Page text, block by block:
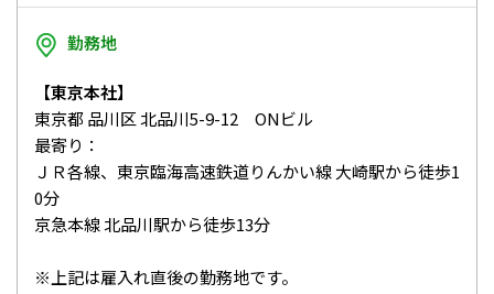
勤務地
【東京本社】
東京都 品川区 北品川5-9-12 ONビル
最寄り：
ＪＲ各線、東京臨海高速鉄道りんかい線 大崎駅から徒歩1
0分
京急本線 北品川駅から徒歩13分
※上記は雇入れ直後の勤務地です。